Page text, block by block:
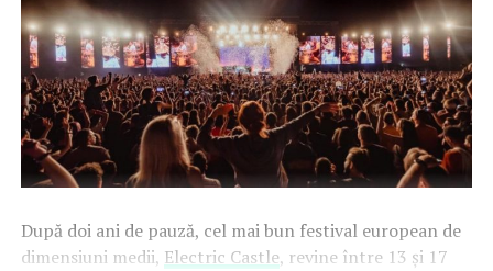
După doi ani de pauză, cel mai bun festival european de
dimensiuni medii, Electric Castle, revine între 13 și 17